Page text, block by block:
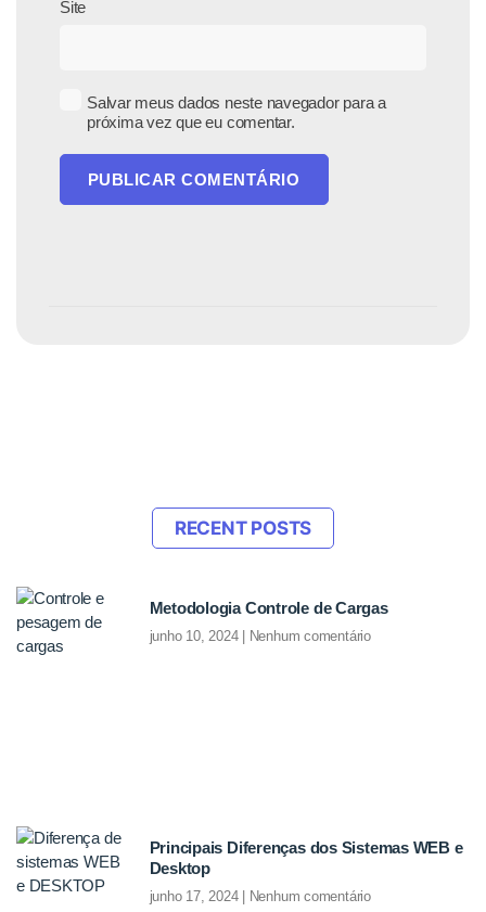
Site
Salvar meus dados neste navegador para a
próxima vez que eu comentar.
RECENT POSTS
Metodologia Controle de Cargas
junho 10, 2024 Nenhum comentário
Principais Diferenças dos Sistemas WEB e
Desktop
junho 17, 2024 Nenhum comentário